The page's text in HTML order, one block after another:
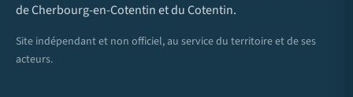
de Cherbourg-en-Cotentin et du Cotentin.
Site indépendant et non officiel, au service du territoire et de ses
acteurs.